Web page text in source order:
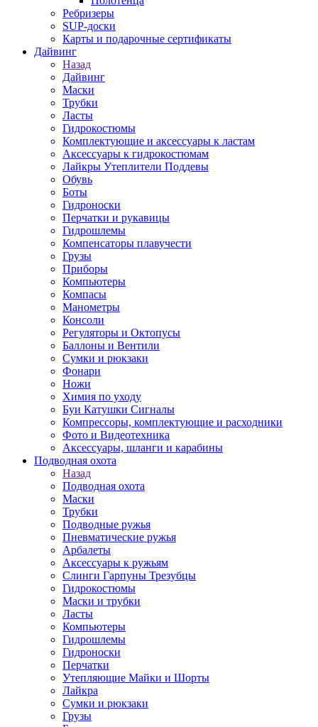
Ребризеры
SUP-доски
Карты и подарочные сертификаты
Дайвинг
Назад
Дайвинг
Маски
Трубки
Ласты
Гидрокостюмы
Комплектующие и аксессуары к ластам
Аксессуары к гидрокостюмам
Лайкры Утеплители Поддевы
Обувь
Боты
Гидроноски
Перчатки и рукавицы
Гидрошлемы
Компенсаторы плавучести
Грузы
Приборы
Компьютеры
Компасы
Манометры
Консоли
Регуляторы и Октопусы
Баллоны и Вентили
Сумки и рюкзаки
Фонари
Ножи
Химия по уходу
Буи Катушки Сигналы
Компрессоры, комплектующие и расходники
Фото и Видеотехника
Аксессуары, шланги и карабины
Подводная охота
Назад
Подводная охота
Маски
Трубки
Подводные ружья
Пневматические ружья
Арбалеты
Аксессуары к ружьям
Слинги Гарпуны Трезубцы
Гидрокостюмы
Маски и трубки
Ласты
Компьютеры
Гидрошлемы
Гидроноски
Перчатки
Утепляющие Майки и Шорты
Лайкра
Сумки и рюкзаки
Грузы